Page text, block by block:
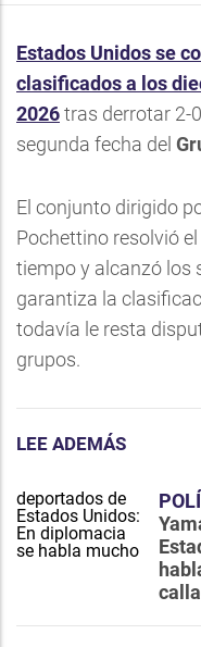
Estados Unidos se
clasificados a los
2026tras derrotar 2-
segunda fecha del
El conjunto dirigido
Pochettino resolvió
tiempo y alcanzó los
garantiza la
todavía le resta
grupos.
LEE ADEMÁS